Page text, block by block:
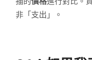
非「支出」。